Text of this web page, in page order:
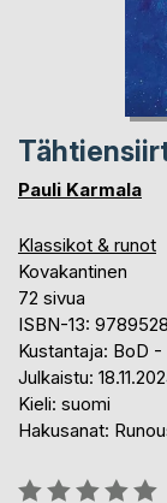
Pauli Karmala
Klassikot & runot
Kovakantinen
72 sivua
ISBN-13:
Kustantaja: BoD
Julkaistu:
Kieli: suomi
Hakusanat:
Arvostelu::